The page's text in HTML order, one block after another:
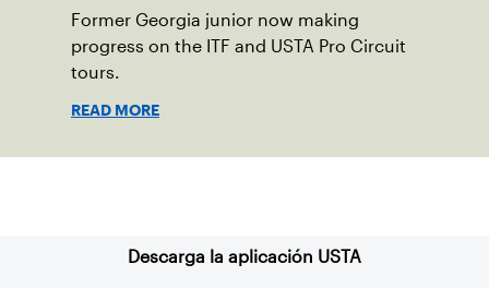
Former Georgia junior now making
progress on the ITF and USTA Pro Circuit
tours.
READ MORE
Descarga la aplicación USTA